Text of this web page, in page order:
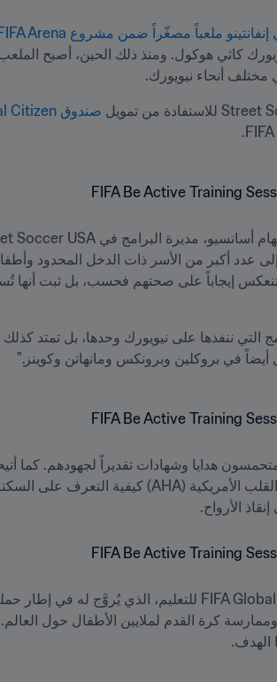
صندوق FIFA Global Citizen للتعليم
في بروكلين وبرونكس ومانهاتن وكوينز."
الأرواح.
الهدف.